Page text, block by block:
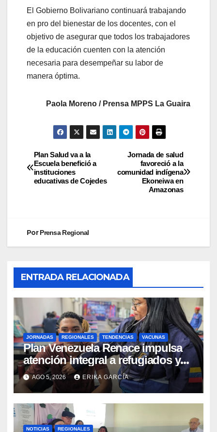
El Gobierno Bolivariano continuará trabajando
en pro del bienestar de los docentes, con el
objetivo de asegurar que todos los trabajadores
de la educación cuenten con la atención
necesaria para desempeñar su labor de
manera óptima.
Paola Moreno / Prensa MPPS La Guaira
Jornada de salud
favoreció a la
comunidad indígena
Ekoneiwa en
Amazonas
Plan Salud va a la
Escuela benefició a
instituciones
educativas de Cojedes
PorPrensa Regional
ENTRADA RELACIONADA
JORNADAS REGIONALES TENDENCIAS VACUNAS
​Plan Venezuela Renace impulsa
atención integral a refugiados y
evaluación de vacunación en
Aragua
AGO 5, 2026 ERIKA GARCÍA
NOTICIAS REGIONALES